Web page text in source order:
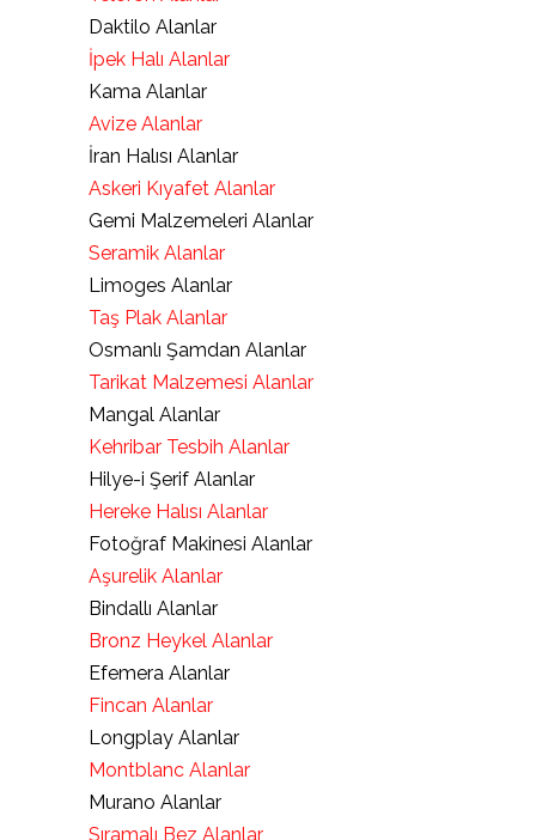
Daktilo Alanlar
İpek Halı Alanlar
Kama Alanlar
Avize Alanlar
İran Halısı Alanlar
Askeri Kıyafet Alanlar
Gemi Malzemeleri Alanlar
Seramik Alanlar
Limoges Alanlar
Taş Plak Alanlar
Osmanlı Şamdan Alanlar
Tarikat Malzemesi Alanlar
Mangal Alanlar
Kehribar Tesbih Alanlar
Hilye-i Şerif Alanlar
Hereke Halısı Alanlar
Fotoğraf Makinesi Alanlar
Aşurelik Alanlar
Bindallı Alanlar
Bronz Heykel Alanlar
Efemera Alanlar
Fincan Alanlar
Longplay Alanlar
Montblanc Alanlar
Murano Alanlar
Sıramalı Bez Alanlar